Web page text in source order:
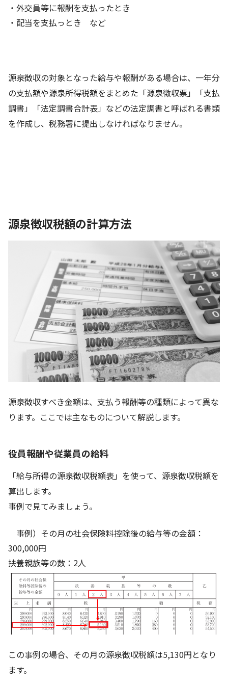
・外交員等に報酬を支払ったとき
・配当を支払っとき など
源泉徴収の対象となった給与や報酬がある場合は、一年分
の支払額や源泉所得税額をまとめた「源泉徴収票」「支払
調書」「法定調書合計表」などの法定調書と呼ばれる書類
を作成し、税務署に提出しなければなりません。
源泉徴収税額の計算方法
源泉徴収すべき金額は、支払う報酬等の種類によって異な
ります。ここでは主なものについて解説します。
役員報酬や従業員の給料
「給与所得の源泉徴収税額表」を使って、源泉徴収税額を
算出します。
事例で見てみましょう。
事例）その月の社会保険料控除後の給与等の金額：
300,000円
扶養親族等の数：2人
この事例の場合、その月の源泉徴収税額は5,130円となり
ます。